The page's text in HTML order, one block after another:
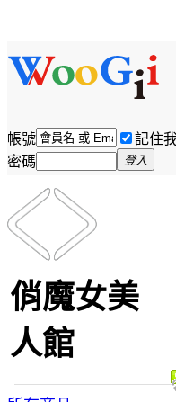
帳號 記住
密碼 登入
俏魔女美
人館